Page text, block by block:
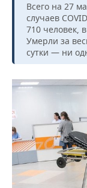
ОТКРЫТАЯ
БАСКЕТБОЛ
ВОЛЕЙБОЛ
ВОДНЫЕ ВИДЫ
ХОККЕЙ С
ИСТОРИЯ
ОБРАЗОВАНИЕ
СПРАВОЧНИК
СПИСОК
ПОЛНАЯ
Всего на 27
случаев
710 человек,
Умерли за
сутки — ни